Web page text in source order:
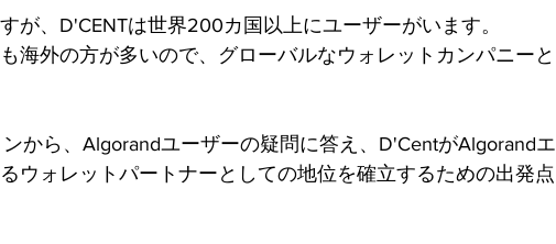
が、D'CENTは世界200カ国以上にユーザーがいます。
海外の方が多いので、グローバルなウォレットカンパニーと
から、Algorandユーザーの疑問に答え、D'CentがAlgorandエ
ウォレットパートナーとしての地位を確立するための出発点